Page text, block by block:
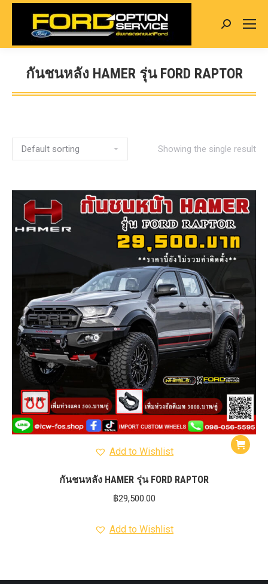
Search:
กันชนหลัง HAMER รุ่น FORD RAPTOR
You are here:
Showing the single result
Add to Wishlist
กันชนหลัง HAMER รุ่น FORD RAPTOR
฿29,500.00
Add to Wishlist